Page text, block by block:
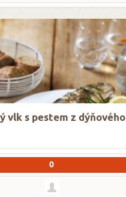
vlk s pestem z dýňového
0